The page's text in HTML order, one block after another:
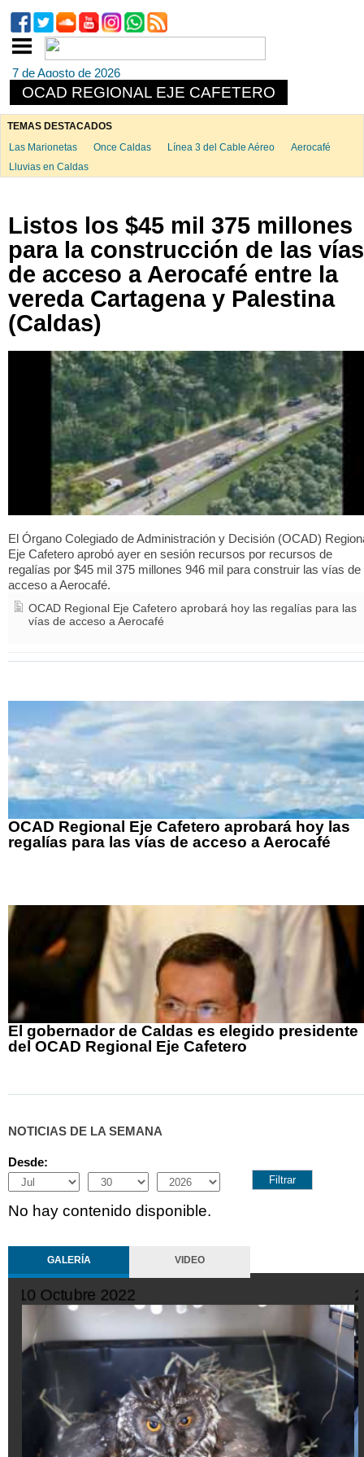
7 de Agosto de 2026
OCAD REGIONAL EJE CAFETERO
TEMAS DESTACADOS
Las Marionetas
Once Caldas Línea 3 del Cable Aéreo
Aerocafé
Lluvias en Caldas
Listos los $45 mil 375 millones
para la construcción de las vías
de acceso a Aerocafé entre la
vereda Cartagena y Palestina
(Caldas)
El Órgano Colegiado de Administración y Decisión (OCAD)
Eje Cafetero aprobó ayer en sesión recursos por recursos de
regalías por $45 mil 375 millones 946 mil para construir las vías de
acceso a Aerocafé.
OCAD Regional Eje Cafetero aprobará hoy las regalías para las
vías de acceso a Aerocafé
OCAD Regional Eje Cafetero aprobará hoy las
regalías para las vías de acceso a Aerocafé
El gobernador de Caldas es elegido presidente
del OCAD Regional Eje Cafetero
NOTICIAS DE LA SEMANA
Desde:
Month
Day Year
No hay contenido disponible.
GALERÍA VIDEO
10 Octubre 2022